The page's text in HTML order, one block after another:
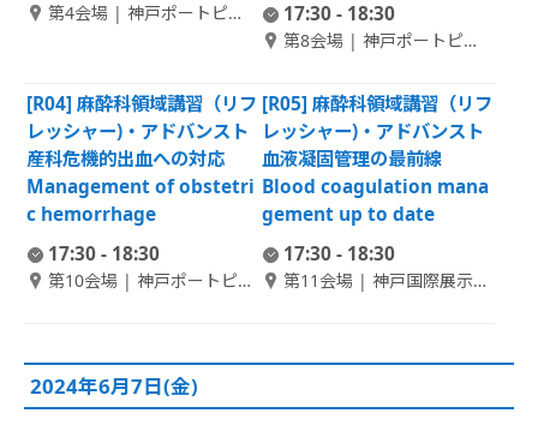
第4会場 | 神戸ポートピア
17:30 - 18:30
第8会場 | 神戸ポートピア
[R04] 麻酔科領域講習（リフ
レッシャー)・アドバンスト
産科危機的出血への対応
Management of obstetri
c hemorrhage
17:30 - 18:30
第10会場 | 神戸ポートピア
[R05] 麻酔科領域講習（リフ
レッシャー)・アドバンスト
血液凝固管理の最前線
Blood coagulation mana
gement up to date
17:30 - 18:30
第11会場 | 神戸国際展示場
2024年6月7日(金)